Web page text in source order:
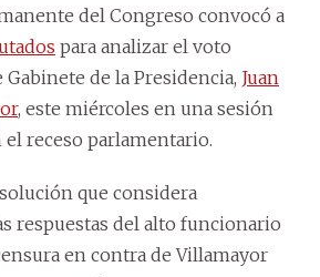
del Congreso convocó a
para analizar el voto
de la Presidencia, Juan
, este miércoles en una sesión
receso parlamentario.
que considera
respuestas del alto funcionario
en contra de Villamayor